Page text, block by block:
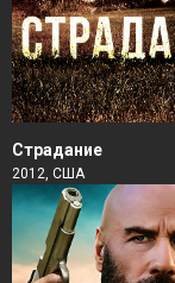
Страдание
2012, США